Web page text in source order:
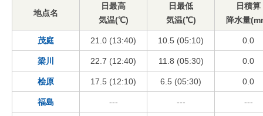
地点名
日最高
気温(℃)
日最低
気温(℃)
日積算
降水量
茂庭 21.0 (13:40) 10.5 (05:10) 0.0
梁川 22.7 (12:40) 11.8 (05:30) 0.0
桧原 17.5 (12:10) 6.5 (05:30) 0.0
福島 --- --- ---